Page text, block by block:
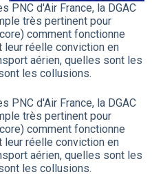
PNC d'Air France, la DGAC
très pertinent pour
comment fonctionne
réelle conviction en
aérien, quelles sont les
les collusions.
PNC d'Air France, la DGAC
très pertinent pour
comment fonctionne
réelle conviction en
aérien, quelles sont les
les collusions.